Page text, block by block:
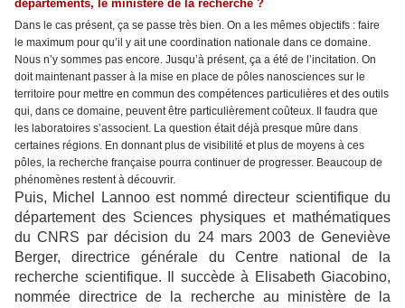
départements, le ministère de la recherche ?
Dans le cas présent, ça se passe très bien. On a les mêmes objectifs : faire
le maximum pour qu’il y ait une coordination nationale dans ce domaine.
Nous n’y sommes pas encore. Jusqu’à présent, ça a été de l’incitation. On
doit maintenant passer à la mise en place de pôles nanosciences sur le
territoire pour mettre en commun des compétences particulières et des outils
qui, dans ce domaine, peuvent être particulièrement coûteux. Il faudra que
les laboratoires s’associent. La question était déjà presque mûre dans
certaines régions. En donnant plus de visibilité et plus de moyens à ces
pôles, la recherche française pourra continuer de progresser. Beaucoup de
phénomènes restent à découvrir.
Puis, Michel Lannoo est nommé directeur scientifique du
département des Sciences physiques et mathématiques
du CNRS par décision du 24 mars 2003 de Geneviève
Berger, directrice générale du Centre national de la
recherche scientifique. Il succède à Elisabeth Giacobino,
nommée directrice de la recherche au ministère de la